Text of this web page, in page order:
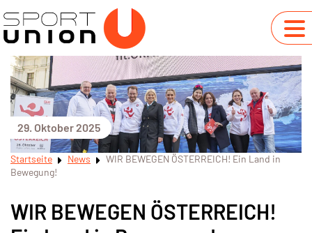
29. Oktober 2025
Startseite News
WIR BEWEGEN ÖSTERREICH! Ein Land in
Bewegung!
WIR BEWEGEN ÖSTERREICH!